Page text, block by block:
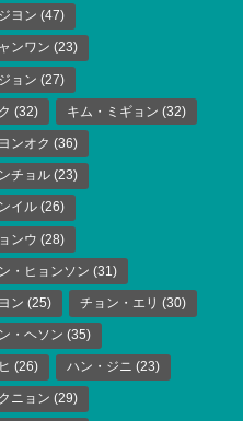
ヨン (47)
ンワン (23)
ョン (27)
(32) キム・ミギョン (32)
ンオク (36)
チョル (23)
イル (26)
ンウ (28)
・ヒョンソン (31)
ン (25) チョン・エリ (30)
・ヘソン (35)
(26) ハン・ジニ (23)
ニョン (29)